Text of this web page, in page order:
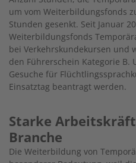
um vom Weiterbildungsfonds
Stunden gesenkt. Seit Januar
Weiterbildungsfonds
bei Verkehrskundekursen und
den Führerschein Kategorie B.
Gesuche für
Einsatztag beantragt werden.
Starke
Branche
Die Weiterbildung von